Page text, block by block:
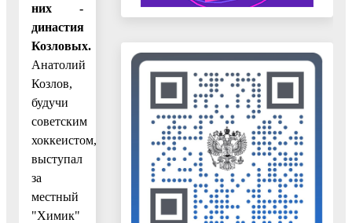
них -
династия
Козловых.
Анатолий
Козлов,
будучи
советским
хоккеистом,
выступал
за
местный
"Химик"